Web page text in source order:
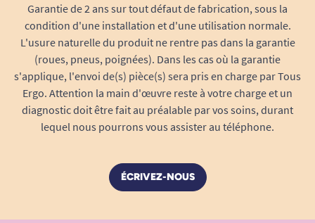
Garantie de 2 ans sur tout défaut de fabrication, sous la
condition d'une installation et d'une utilisation normale.
L'usure naturelle du produit ne rentre pas dans la garantie
(roues, pneus, poignées). Dans les cas où la garantie
s'applique, l'envoi de(s) pièce(s) sera pris en charge par Tous
Ergo. Attention la main d'œuvre reste à votre charge et un
diagnostic doit être fait au préalable par vos soins, durant
lequel nous pourrons vous assister au téléphone.
ÉCRIVEZ-NOUS